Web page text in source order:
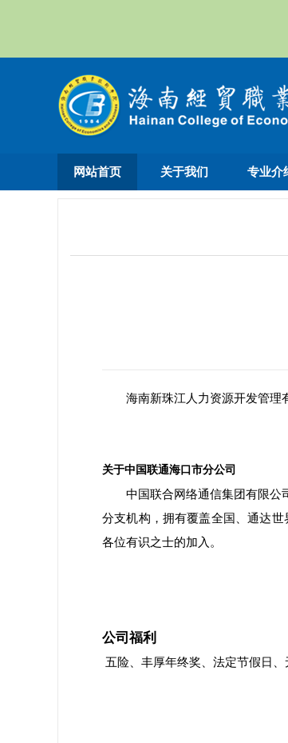
网站首页 关于我们 专业介
海南新珠江人力资源开发管理
关于中国联通海口市分公司
中国联合网络通信集团有限公
分支机构，拥有覆盖全国、通达
各位有识之士的加入。
公司福利
五险、丰厚年终奖、法定节假日